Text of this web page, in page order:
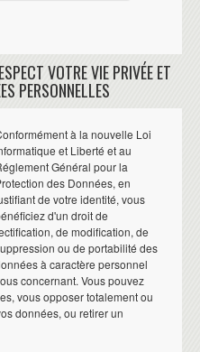
VOTRE VIE PRIVÉE ET
PERSONNELLES
à la nouvelle Loi
et Liberté et au
Général pour la
des Données, en
de votre identité, vous
d'un droit de
de modification, de
ou de portabilité des
à caractère personnel
concernant. Vous pouvez
vous opposer totalement ou
données, ou retirer un